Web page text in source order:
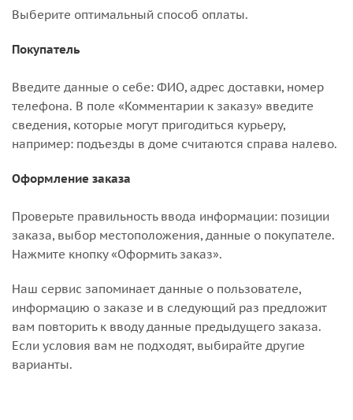
Выберите оптимальный способ оплаты.
Покупатель
Введите данные о себе: ФИО, адрес доставки, номер
телефона. В поле «Комментарии к заказу» введите
сведения, которые могут пригодиться курьеру,
например: подъезды в доме считаются справа налево.
Оформление заказа
Проверьте правильность ввода информации: позиции
заказа, выбор местоположения, данные о покупателе.
Нажмите кнопку «Оформить заказ».
Наш сервис запоминает данные о пользователе,
информацию о заказе и в следующий раз предложит
вам повторить к вводу данные предыдущего заказа.
Если условия вам не подходят, выбирайте другие
варианты.